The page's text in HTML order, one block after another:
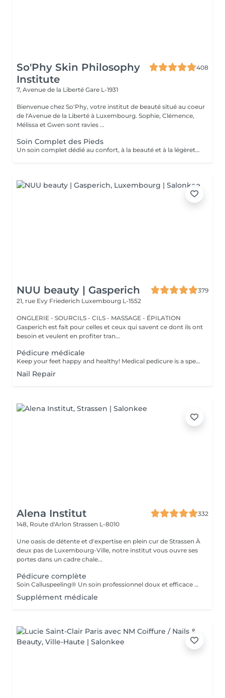
So'Phy Skin Philosophy
Institute
408
7, Avenue de la Liberté Gare L-1931
Bienvenue chez So'Phy, votre institut de beauté situé au coeur
de l'Avenue de la Liberté à Luxembourg. Sophie, Clémence,
Mélissa et Gwen sont ravies ...
Soin Complet des Pieds
Un soin complet dédié au confort, à la beauté et à la légèreté des pieds. Le soin débute par un bain de pieds relaxant, suivi d'une exfoliation douce afin d'éliminer les cellules mortes et retrouver une peau plus lisse et souple. Un masque nourrissant est ensuite appliqué pour hydrater en profondeur, tandis que les ongles et les cuticules sont soigneusement travaillés pour un résultat net et soigné. Le soin se prolonge par un moment de détente, apportant une sensation immédiate de confort et de légèreté. Les pieds sont plus doux, la peau nourrie et les ongles parfaitement soignés. Le vernis classique n'est pas proposé à l'institut. Si vous le souhaitez, nous pouvons toutefois réaliser la pose avec votre propre vernis en sélectionnant l'option correspondante.
NUU beauty | Gasperich
379
21, rue Evy Friederich Luxembourg L-1552
ONGLERIE - SOURCILS - CILS - MASSAGE - ÉPILATION
Gasperich est fait pour celles et ceux qui savent ce dont ils ont
besoin et veulent en profiter tran...
Pédicure médicale
Keep your feet happy and healthy! Medical pedicure is a specialised form of feet treatment where a nail master eliminates such problems as calluses, cracks and deformed nails etc. How is pedicure medical done? - problem is identified - feet are disinfected and softened - calloused skin is removed - nail plate is treated - skin is treated - medical cream is applied Age restrictions: recommended to do from 16 years. Post procedure recommendations: professional home care is recommended after the procedure. Frequency: once in 3-4 weeks.
Nail Repair
Alena Institut
332
148, Route d'Arlon Strassen L-8010
Une oasis de détente et d'expertise en plein cur de Strassen À
deux pas de Luxembourg-Ville, notre institut vous ouvre ses
portes dans un cadre chale...
Pédicure complète
Soin Calluspeeling® Un soin professionnel doux et efficace qui élimine les callosités, talons secs et rugosités sans lame ni fraise. Les patches aux extraits végétaux lissent la peau, réparent en profondeur et laissent les pieds incroyablement doux dès la première séance.
Supplément médicale